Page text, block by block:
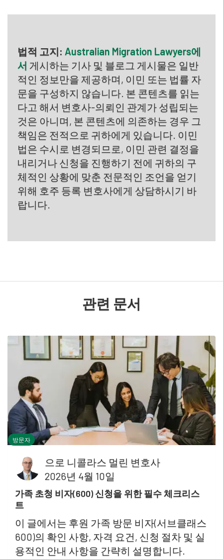
법적 고지: Australian Migration Lawyers에
서 게시하는 기사 및 블로그 게시물은 일반
적인 정보만을 제공하며, 이민 또는 법률 자
문을 구성하지 않습니다. 본 콘텐츠를 읽는
다고 해서 변호사-의뢰인 관계가 성립되는
것은 아니며, 본 콘텐츠에 의존하는 경우 그
책임은 전적으로 귀하에게 있습니다. 이민
법은 수시로 변경되므로, 이민 관련 결정을
내리거나 신청을 진행하기 전에 귀하의 구
체적인 상황에 맞춘 전문적인 조언을 얻기
위해 호주 등록 변호사에게 상담하시기 바
랍니다.
관련 문서
방문자
으로 니콜라스 멀린 변호사
2026년 4월 10일
가족 초청 비자(600) 신청을 위한 필수 체크리스
트
이 글에서는 후원 가족 방문 비자(서브클래스
600)의 확인 사항, 자격 요건, 신청 절차 및 실
용적인 안내 사항을 간략히 설명합니다.